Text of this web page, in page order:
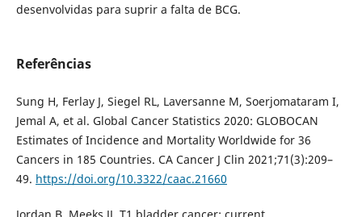
desenvolvidas para suprir a falta de BCG.
Referências
Sung H, Ferlay J, Siegel RL, Laversanne M, Soerjomataram I,
Jemal A, et al. Global Cancer Statistics 2020: GLOBOCAN
Estimates of Incidence and Mortality Worldwide for 36
Cancers in 185 Countries. CA Cancer J Clin 2021;71(3):209–
49. https://doi.org/10.3322/caac.21660